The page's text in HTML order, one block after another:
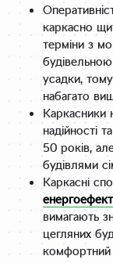
каркасно
терміни з
усадки,
набагато
Каркасники
надійності
50 років,
будівлями
Каркасні
вимагають
цегляних
комфортний